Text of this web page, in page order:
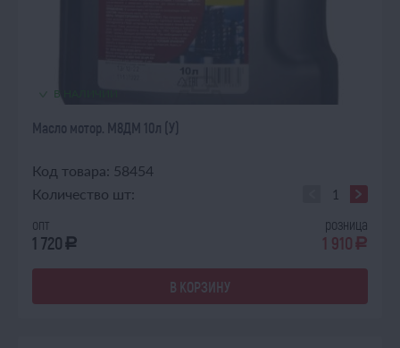
В НАЛИЧИИ
Масло мотор. М8ДМ 10л (У)
Код товара: 58454
Количество шт:
опт
1 720 a
розница
1 910 a
В КОРЗИНУ